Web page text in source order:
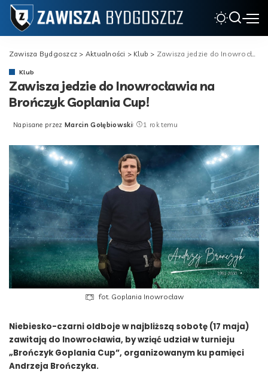
Zawisza Bydgoszcz > Aktualności > Klub > Zawisza jedzie do Inowrocławia na Brończyk Goplania Cup!
Klub
Zawisza jedzie do Inowrocławia na
Brończyk Goplania Cup!
Posted
Napisane przez Marcin Gołębiowski 1 rok temu
fot. Goplania Inowrocław
Niebiesko-czarni oldboje w najbliższą sobotę (17 maja)
zawitają do Inowrocławia, by wziąć udział w turnieju
„Brończyk Goplania Cup”, organizowanym ku pamięci
Andrzeja Brończyka.